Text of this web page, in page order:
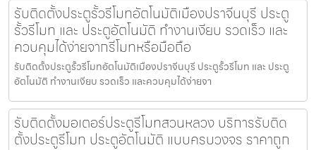
รับติดตั้งประตูรั้วรีโมทอัตโนมัติเมืองปราจีนบุรี ประตู
รั้วรีโมท และ ประตูอัตโนมัติ ทำงานเงียบ รวดเร็ว และ
ควบคุมได้ง่ายจากรีโมทหรือมือถือ
รับติดตั้งประตูรั้วรีโมทอัตโนมัติเมืองปราจีนบุรี ประตูรั้วรีโมท และ ประตู
อัตโนมัติ ทำงานเงียบ รวดเร็ว และควบคุมได้ง่ายจา
รับติดตั้งมอเตอร์ประตูรีโมทสวนหลวง บริการรับติด
ตั้งประตูรีโมท ประตูอัตโนมัติ แบบครบวงจร ราคาถูก